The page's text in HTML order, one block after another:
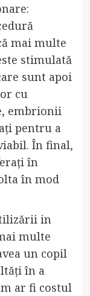
mai multe
stimulată
sunt apoi
cu
embrionii
pentru a
În final,
în
în mod
in
multe
un copil
în a
ar fi costul